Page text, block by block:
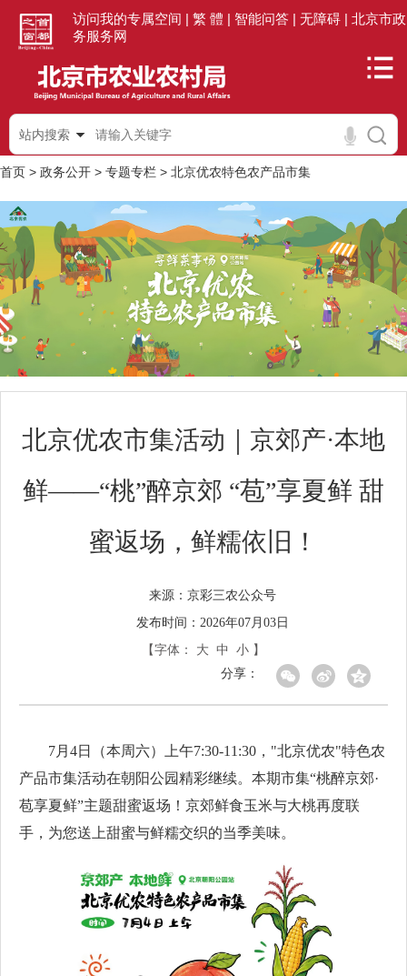
访问我的专属空间 | 繁 體 | 智能问答 | 无障碍 | 北京市政
务服务网
站内搜索
首页 > 政务公开 > 专题专栏 > 北京优农特色农产品市集
北京优农市集活动｜京郊产·本地
鲜——“桃”醉京郊 “苞”享夏鲜 甜
蜜返场，鲜糯依旧！
来源： 京彩三农公众号
发布时间：2026年07月03日
【字体：
大 中 小 】
分享：
7月4日（本周六）上午7:30-11:30，"北京优农"特色农
产品市集活动在朝阳公园精彩继续。本期市集“桃醉京郊·
苞享夏鲜”主题甜蜜返场！京郊鲜食玉米与大桃再度联
手，为您送上甜蜜与鲜糯交织的当季美味。